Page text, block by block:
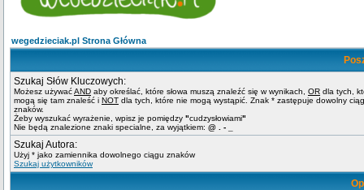
wegedzieciak.pl Strona Główna
Szukaj Słów Kluczowych:
Możesz używaćAND aby określać, które słowa muszą znaleźć się w wynikach, OR dla tych,
mogą się tam znaleść i NOT dla tych, które nie mogą wystąpić. Znak * zastępuje dowolny ciąg
znaków.
Żeby wyszukać wyrażenie, wpisz je pomiędzy "cudzysłowiami"
Nie będą znalezione znaki specialne, za wyjątkiem: @ . - _
Szukaj Autora:
Użyj * jako zamiennika dowolnego ciągu znaków
Szukaj użytkowników